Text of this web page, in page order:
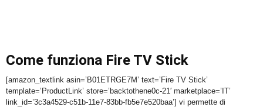
Come funziona Fire TV Stick
[amazon_textlink asin=’B01ETRGE7M’ text=’Fire TV Stick’
template=’ProductLink’ store=’backtothene0c-21′ marketplace=’IT’
link_id=’3c3a4529-c51b-11e7-83bb-fb5e7e520baa’] vi permette di